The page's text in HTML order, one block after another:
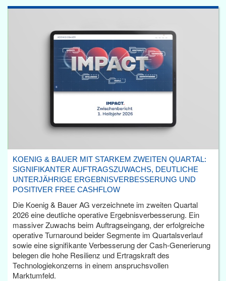
KOENIG & BAUER MIT STARKEM ZWEITEN QUARTAL:
SIGNIFIKANTER AUFTRAGSZUWACHS, DEUTLICHE
UNTERJÄHRIGE ERGEBNISVERBESSERUNG UND
POSITIVER FREE CASHFLOW
Die Koenig & Bauer AG verzeichnete im zweiten Quartal
2026 eine deutliche operative Ergebnisverbesserung. Ein
massiver Zuwachs beim Auftragseingang, der erfolgreiche
operative Turnaround beider Segmente im Quartalsverlauf
sowie eine signifikante Verbesserung der Cash-Generierung
belegen die hohe Resilienz und Ertragskraft des
Technologiekonzerns in einem anspruchsvollen
Marktumfeld.